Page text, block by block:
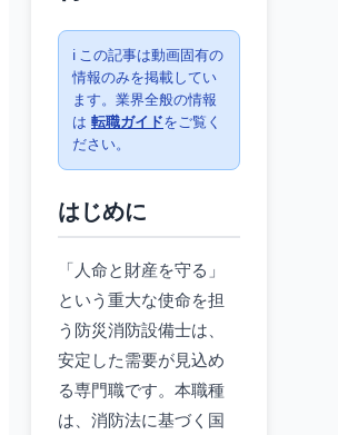
ℹ️ この記事は動画固有の
情報のみを掲載してい
ます。業界全般の情報
は 転職ガイドをご覧く
ださい。
はじめに
「人命と財産を守る」
という重大な使命を担
う防災消防設備士は、
安定した需要が見込め
る専門職です。本職種
は、消防法に基づく国